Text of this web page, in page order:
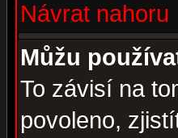
Návrat nahoru
Můžu
To závisí na
povoleno,